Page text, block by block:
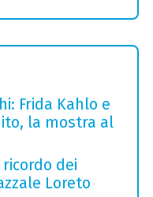
Frida Kahlo e
la mostra al
dei
Loreto